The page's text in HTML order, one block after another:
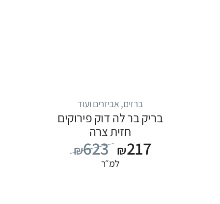
ברזים, אביזרים ועוד
בריק בר לה דוק פירוקים
חזית צרה
₪623 ₪217
למ״ר